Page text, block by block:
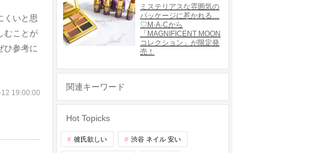
くいと思
むことが
ひ参考に
19:00:00
ミステリアスな雰囲気の
パッケージに惹かれる…
♡M·A·Cから
「MAGNIFICENT MOON
コレクション」が限定発
売！
関連キーワード
Hot Topicks
彼氏欲しい 渋谷 ネイル 安い